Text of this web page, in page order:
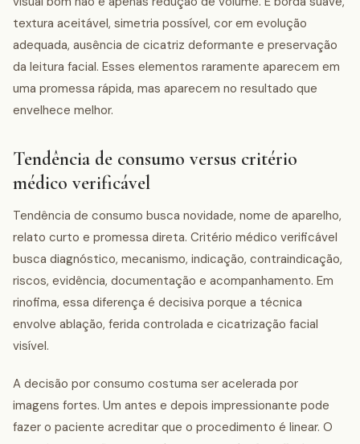
textura aceitável, simetria possível, cor em evolução
adequada, ausência de cicatriz deformante e preservação
da leitura facial. Esses elementos raramente aparecem em
uma promessa rápida, mas aparecem no resultado que
envelhece melhor.
Tendência de consumo versus critério
médico verificável
Tendência de consumo busca novidade, nome de aparelho,
relato curto e promessa direta. Critério médico verificável
busca diagnóstico, mecanismo, indicação, contraindicação,
riscos, evidência, documentação e acompanhamento. Em
rinofima, essa diferença é decisiva porque a técnica
envolve ablação, ferida controlada e cicatrização facial
visível.
A decisão por consumo costuma ser acelerada por
imagens fortes. Um antes e depois impressionante pode
fazer o paciente acreditar que o procedimento é linear. O